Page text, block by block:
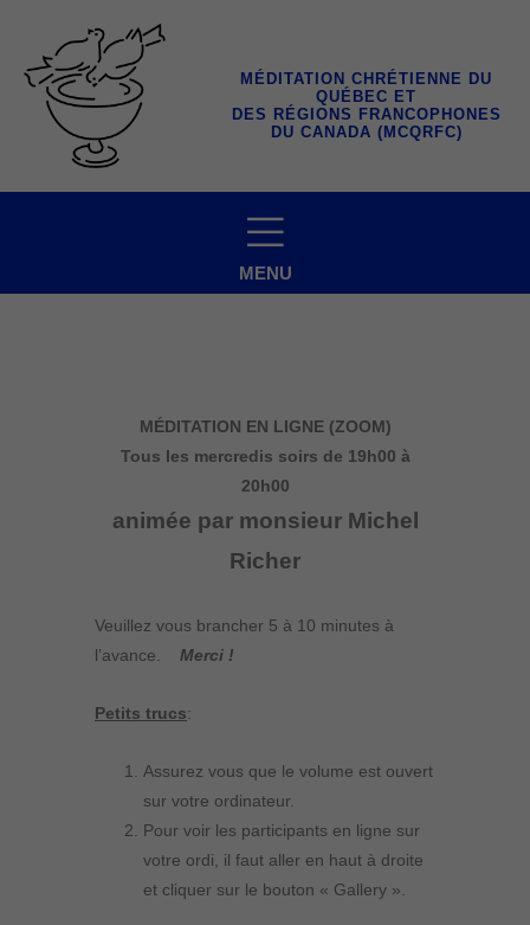
contenu
MÉDITATION CHRÉTIENNE DU
QUÉBEC ET
DES RÉGIONS FRANCOPHONES
DU CANADA (MCQRFC)
MENU
MÉDITATION EN LIGNE (ZOOM)
Tous les mercredis soirs de 19h00 à
20h00
animée par monsieur Michel
Richer
Veuillez vous brancher 5 à 10 minutes à
l’avance.
Merci !
Petits trucs:
Assurez vous que le volume est ouvert
sur votre ordinateur.
Pour voir les participants en ligne sur
votre ordi, il faut aller en haut à droite
et cliquer sur le bouton « Gallery ».